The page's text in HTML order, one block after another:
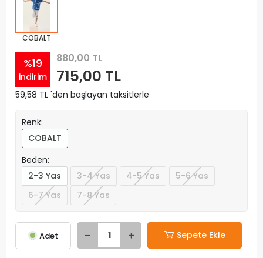
COBALT
%19
indirim
880,00 TL
715,00 TL
59,58 TL 'den başlayan taksitlerle
Renk:
COBALT
Beden:
2-3 Yas
3-4 Yas 4-5 Yas
5-6 Yas
6-7 Yas
7-8 Yas
Adet Sepete Ekle